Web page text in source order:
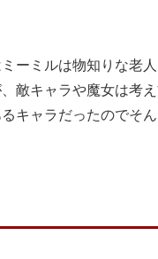
ーミルは物知りな老
敵キャラや魔女は考
キャラだったのでそ